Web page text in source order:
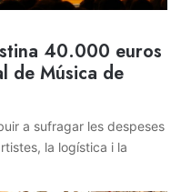
40.000 euros
de Música de
a sufragar les despeses
la logística i la